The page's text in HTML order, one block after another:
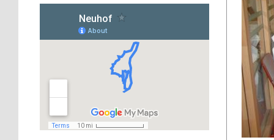
Jouer à Fifa à la
médiathèque
16 octobre 2018
«Chacun me propose un
autofinancement là, ce
qui vous vient !»
16 octobre 2018